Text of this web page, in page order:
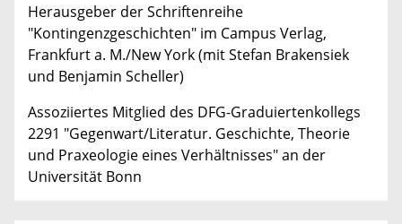
Herausgeber der Schriftenreihe
"Kontingenzgeschichten" im Campus Verlag,
Frankfurt a. M./New York (mit Stefan Brakensiek
und Benjamin Scheller)
Assoziiertes Mitglied des DFG-Graduiertenkollegs
2291 "Gegenwart/Literatur. Geschichte, Theorie
und Praxeologie eines Verhältnisses" an der
Universität Bonn